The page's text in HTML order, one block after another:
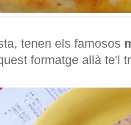
tenen els famosos
formatge allà te'l